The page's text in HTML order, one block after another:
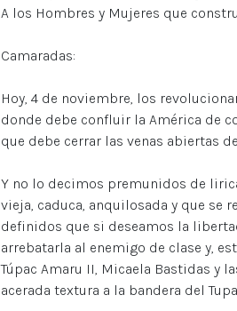
A los Hombres y Mujeres que
Camaradas:
Hoy, 4 de noviembre, los
donde debe confluir la América de
que debe cerrar las venas abiertas
Y no lo decimos premunidos de
vieja, caduca, anquilosada y que se
definidos que si deseamos la
arrebatarla al enemigo de clase y,
Túpac Amaru II, Micaela Bastidas y
acerada textura a la bandera del